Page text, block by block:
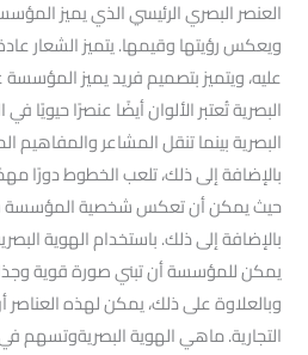
العنصر البصري الرئيسي الذي يميز
ويعكس رؤيتها وقيمها. يتميز الشعار
عليه، ويتميز بتصميم فريد يميز
البصرية تُعتبر الألوان أيضًا عنصرًا حيويًا
البصرية بينما تنقل المشاعر والمفاهيم
بالإضافة إلى ذلك، تلعب الخطوط دورًا
حيث يمكن أن تعكس شخصية المؤسسة
بالإضافة إلى ذلك. باستخدام الهوية
يمكن للمؤسسة أن تبني صورة قوية
وبالعلاوة على ذلك، يمكن لهذه العناصر
التجارية. ماهي الهوية البصريةوتسهم